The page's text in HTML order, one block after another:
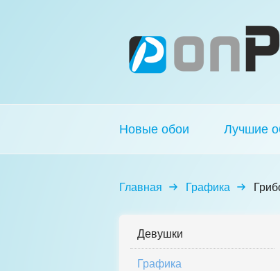
Новые обои Лучшие
Главная Графика
Девушки
Графика